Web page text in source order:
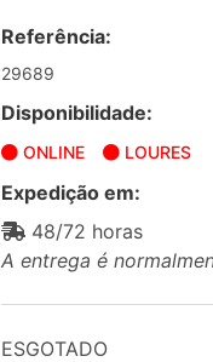
Referência:
29689
Disponibilidade:
ONLINE LOURES
Expedição em:
48/72 horas
A entrega é
ESGOTADO